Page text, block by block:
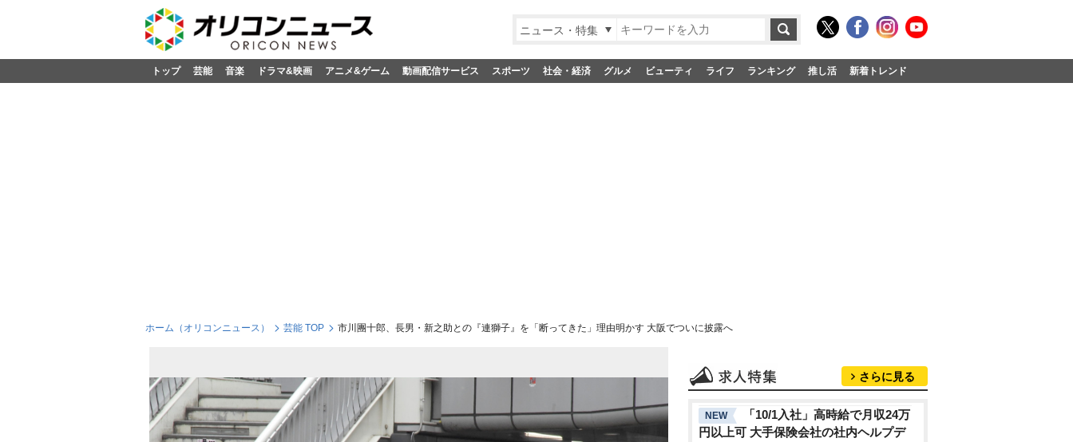
ニュース・特集
トップ 芸能 音楽 ドラマ&映画 アニメ&ゲーム 動画配信サービス スポーツ 社会・経済 グルメ ビューティ ライフ ランキング 推し活 新着トレンド
ホーム（オリコンニュース） 芸能 TOP 市川團十郎、長男・新之助との『連獅子』を「断ってきた」理由明かす 大阪でついに披露へ
さらに見る
NEW
「10/1入社」高時給で月収24万
円以上可 大手保険会社の社内ヘルプデ